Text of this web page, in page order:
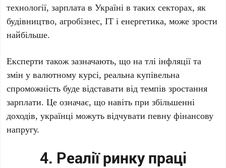
технології, зарплата в Україні в таких секторах, як
будівництво, агробізнес, IT і енергетика, може зрости
найбільше.
Експерти також зазначають, що на тлі інфляції та
змін у валютному курсі, реальна купівельна
спроможність буде відставати від темпів зростання
зарплати. Це означає, що навіть при збільшенні
доходів, українці можуть відчувати певну фінансову
напругу.
4. Реалії ринку праці